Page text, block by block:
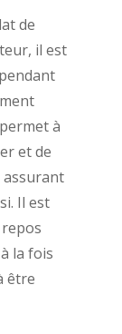
de
il est
à
et de
assurant
Il est
la fois
être